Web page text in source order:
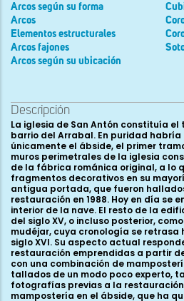
Arcos según su forma
Arcos
Elementos estructurales
Arcos fajones
Arcos según su ubicación
Descripción
La iglesia de San Antón constituía
barrio del Arrabal. En puridad
únicamente el ábside, el primer
muros perimetrales de la iglesia
de la fábrica románica original, a lo
fragmentos decorativos en su
antigua portada, que fueron
restauración en 1988. Hoy en día se
interior de la nave. El resto de la
del siglo XV, o incluso posterior,
mudéjar, cuya cronología se
siglo XVI. Su aspecto actual
restauración emprendidas a partir
con una combinación de
tallados de un modo poco experto,
fotografías previas a la restauración
mampostería en el ábside, que ha